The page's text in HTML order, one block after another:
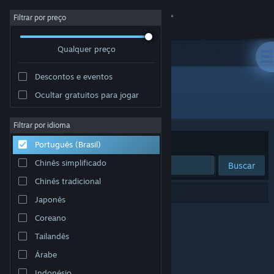
Iniciar sessão
Sobre
Suporte
Alterar idioma
Baixe o aplicativo móvel do Steam
Ver versão para computadores
Filtrar por preço
Qualquer preço
Descontos e eventos
Ocultar gratuitos para jogar
Filtrar por idioma
Português (Brasil)
Chinês simplificado
Chinês tradicional
Japonês
Coreano
Tailandês
Árabe
Desenvolvedor: Luminis Picturae
Ordenar por Relevância
Buscar